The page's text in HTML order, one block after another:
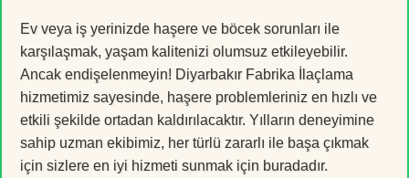
Ev veya iş yerinizde haşere ve böcek sorunları ile
karşılaşmak, yaşam kalitenizi olumsuz etkileyebilir.
Ancak endişelenmeyin! Diyarbakır Fabrika İlaçlama
hizmetimiz sayesinde, haşere problemleriniz en hızlı ve
etkili şekilde ortadan kaldırılacaktır. Yılların deneyimine
sahip uzman ekibimiz, her türlü zararlı ile başa çıkmak
için sizlere en iyi hizmeti sunmak için buradadır.